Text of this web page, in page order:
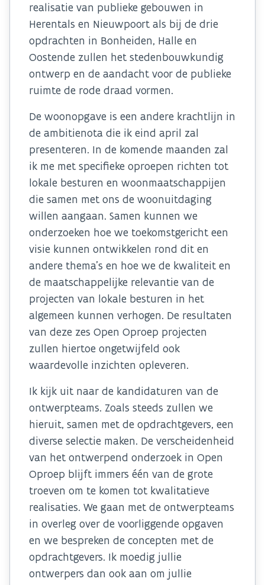
realisatie van publieke gebouwen in
Herentals en Nieuwpoort als bij de drie
opdrachten in Bonheiden, Halle en
Oostende zullen het stedenbouwkundig
ontwerp en de aandacht voor de publieke
ruimte de rode draad vormen.
De woonopgave is een andere krachtlijn in
de ambitienota die ik eind april zal
presenteren. In de komende maanden zal
ik me met specifieke oproepen richten tot
lokale besturen en woonmaatschappijen
die samen met ons de woonuitdaging
willen aangaan. Samen kunnen we
onderzoeken hoe we toekomstgericht een
visie kunnen ontwikkelen rond dit en
andere thema’s en hoe we de kwaliteit en
de maatschappelijke relevantie van de
projecten van lokale besturen in het
algemeen kunnen verhogen. De resultaten
van deze zes Open Oproep projecten
zullen hiertoe ongetwijfeld ook
waardevolle inzichten opleveren.
Ik kijk uit naar de kandidaturen van de
ontwerpteams. Zoals steeds zullen we
hieruit, samen met de opdrachtgevers, een
diverse selectie maken. De verscheidenheid
van het ontwerpend onderzoek in Open
Oproep blijft immers één van de grote
troeven om te komen tot kwalitatieve
realisaties. We gaan met de ontwerpteams
in overleg over de voorliggende opgaven
en we bespreken de concepten met de
opdrachtgevers. Ik moedig jullie
ontwerpers dan ook aan om jullie